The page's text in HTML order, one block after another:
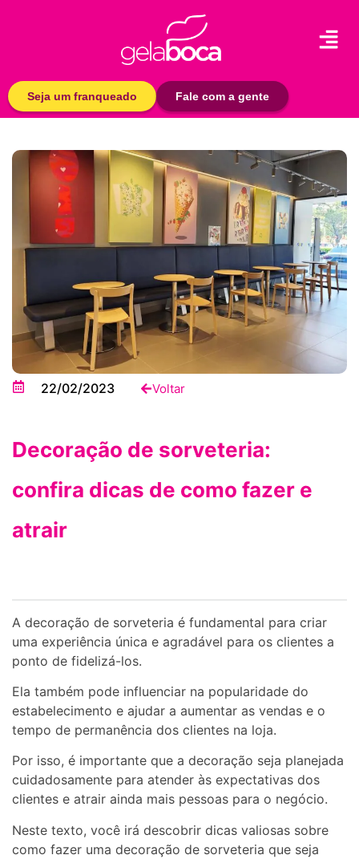
Seja um franqueado Fale com a gente
22/02/2023 Voltar
Decoração de sorveteria:
confira dicas de como fazer e
atrair
A decoração de sorveteria é fundamental para criar
uma experiência única e agradável para os clientes a
ponto de fidelizá-los.
Ela também pode influenciar na popularidade do
estabelecimento e ajudar a aumentar as vendas e o
tempo de permanência dos clientes na loja.
Por isso, é importante que a decoração seja planejada
cuidadosamente para atender às expectativas dos
clientes e atrair ainda mais pessoas para o negócio.
Neste texto, você irá descobrir dicas valiosas sobre
como fazer uma decoração de sorveteria que seja